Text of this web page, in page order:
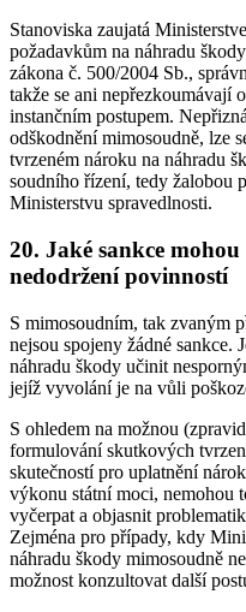
Stanoviska zaujatá
požadavkům na náhradu
zákona č. 500/2004 Sb.,
takže se ani nepřezkoumávají
instančním postupem.
odškodnění mimosoudně, lze
tvrzeném nároku na náhradu
soudního řízení, tedy žalobou
Ministerstvu spravedlnosti.
20. Jaké sankce
nedodržení povinností
S mimosoudním, tak zvaným
nejsou spojeny žádné sankce.
náhradu škody učinit
jejíž vyvolání je na vůli
S ohledem na možnou
formulování skutkových
skutečností pro uplatnění
výkonu státní moci, nemohou
vyčerpat a objasnit
Zejména pro případy, kdy
náhradu škody mimosoudně
možnost konzultovat další